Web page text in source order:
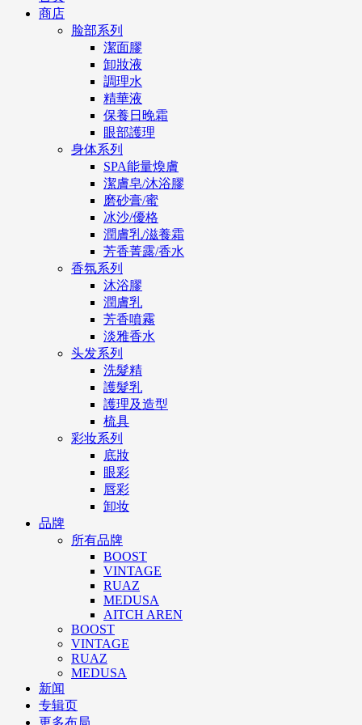
商店
脸部系列
潔面膠
卸妝液
調理水
精華液
保養日晚霜
眼部護理
身体系列
SPA能量煥膚
潔膚皂/沐浴膠
磨砂膏/蜜
冰沙/優格
潤膚乳/滋養霜
芳香菁露/香水
香氛系列
沐浴膠
潤膚乳
芳香噴霧
淡雅香水
头发系列
洗髮精
護髮乳
護理及造型
梳具
彩妆系列
底妝
眼彩
唇彩
卸妆
品牌
所有品牌
BOOST
VINTAGE
RUAZ
MEDUSA
AITCH AREN
BOOST
VINTAGE
RUAZ
MEDUSA
新闻
专辑页